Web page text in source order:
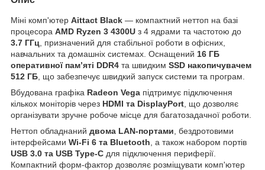
Міні комп'ютер Aittact Black — компактний неттоп на базі
процесора AMD Ryzen 3 4300U з 4 ядрами та частотою до
3.7 ГГц , призначений для стабільної роботи в офісних,
навчальних та домашніх системах. Оснащений 16 ГБ
оперативної пам’яті DDR4 та швидким SSD накопичувачем
512 ГБ , що забезпечує швидкий запуск системи та програм.
Вбудована графіка Radeon Vega підтримує підключення
кількох моніторів через HDMI та DisplayPort , що дозволяє
організувати зручне робоче місце для багатозадачної роботи.
Неттоп обладнаний двома LAN-портами , бездротовими
інтерфейсами Wi-Fi 6 та Bluetooth , а також набором портів
USB 3.0 та USB Type-C для підключення периферії.
Компактний форм-фактор дозволяє розміщувати комп'ютер